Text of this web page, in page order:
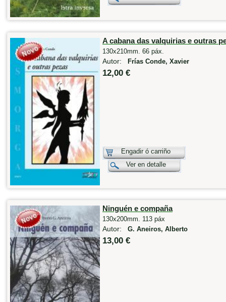
A cabana das valquirias e outras
130x210mm. 66 páx.
Autor: Frías Conde, Xavier
12,00 €
Engadir ó carriño
Ver en detalle
Ninguén e compaña
130x200mm. 113 páx
Autor: G. Aneiros, Alberto
13,00 €